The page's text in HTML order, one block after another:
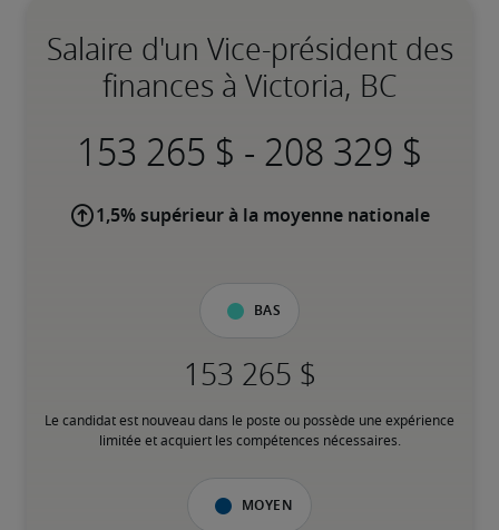
Salaire d'un Vice-président des
finances à Victoria, BC
-
1,5% supérieur à la moyenne nationale
Bas
Le candidat est nouveau dans le poste ou possède une expérience
limitée et acquiert les compétences nécessaires.
Moyen